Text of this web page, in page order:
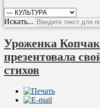
Искать...
Уроженка
презентовала
стихов